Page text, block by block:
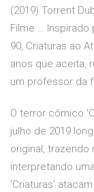
(2019) Torrent
Filme …
90, Criaturas ao
anos que aceita,
um professor da
O terror cômico
julho de 2019
original, trazendo
interpretando
'Criaturas'